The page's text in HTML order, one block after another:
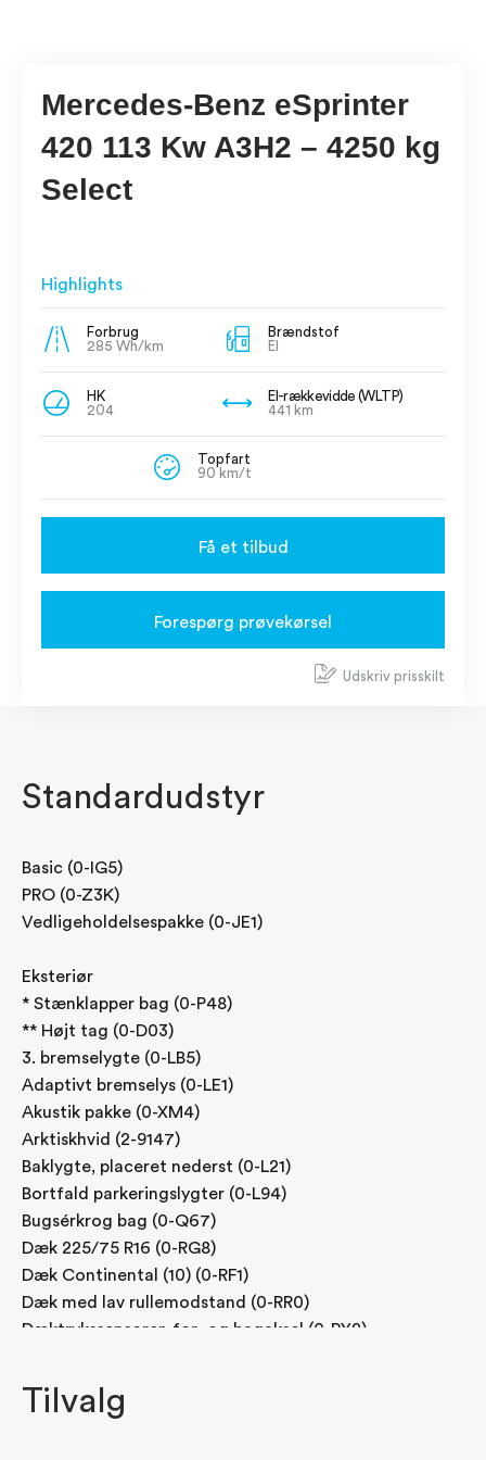
Mercedes-Benz eSprinter
420 113 Kw A3H2 – 4250 kg
Select
Highlights
Forbrug
285 Wh/km
Brændstof
El
HK
204
El-rækkevidde (WLTP)
441 km
Topfart
90 km/t
Få et tilbud
Forespørg prøvekørsel
Udskriv prisskilt
Standardudstyr
Basic (0-IG5)
PRO (0-Z3K)
Vedligeholdelsespakke (0-JE1)
Eksteriør
* Stænklapper bag (0-P48)
** Højt tag (0-D03)
3. bremselygte (0-LB5)
Adaptivt bremselys (0-LE1)
Akustik pakke (0-XM4)
Arktiskhvid (2-9147)
Baklygte, placeret nederst (0-L21)
Bortfald parkeringslygter (0-L94)
Bugsérkrog bag (0-Q67)
Dæk 225/75 R16 (0-RG8)
Dæk Continental (10) (0-RF1)
Dæk med lav rullemodstand (0-RR0)
Dæktrykssensorer, for- og bagaksel (0-RY2)
Elektrisk sammenklappelige sidespejle (0-F64)
Forstærkning af vanger (0-Q11)
Tilvalg